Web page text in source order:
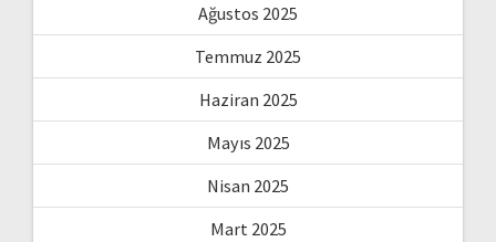
Ağustos 2025
Temmuz 2025
Haziran 2025
Mayıs 2025
Nisan 2025
Mart 2025